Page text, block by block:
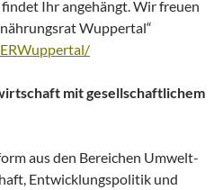
Ihr angehängt. Wir freuen
Wuppertal“
mit gesellschaftlichem
aus den Bereichen Umwelt-
Entwicklungspolitik und